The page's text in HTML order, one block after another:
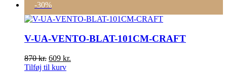
var:
930 kr..651 kr..
-30%
V-UA-VENTO-BLAT-101CM-CRAFT
870kr. Den
oprindelige
609 kr.
Tilføj til kurv